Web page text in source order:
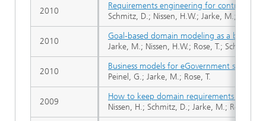
Requirements engineering for control
Schmitz, D.; Nissen, H.W.; Jarke, M.; Rose, T.
Goal-based domain modeling as a basis for
Jarke, M.; Nissen, H.W.; Rose, T.; Schmitz, D.
Business models for eGovernment services
Peinel, G.; Jarke, M.; Rose, T.
How to keep domain requirements models
Nissen, H.; Schmitz, D.; Jarke, M.; Rose, T.
2010
2010
2010
2009